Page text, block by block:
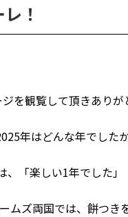
！
を観覧して頂きありが
年はどんな年でした
、「楽しい1年でした
ムズ両国では、餅つき